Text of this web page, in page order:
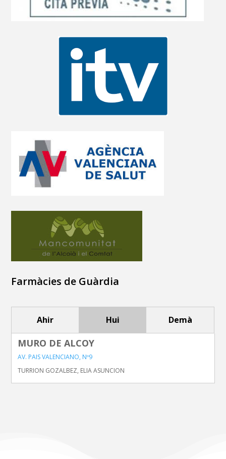
Farmàcies de Guàrdia
Ahir Hui Demà
MURO DE ALCOY
AV. PAIS VALENCIANO, Nº9
TURRION GOZALBEZ, ELIA ASUNCION